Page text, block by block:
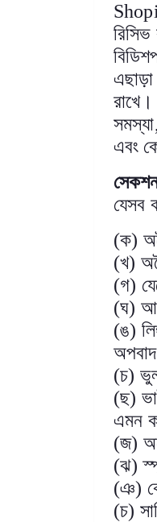
সমস্যা,
এবং
যেসব
(ক)
(খ)
(গ)
(ঘ)
(ঙ)
অপবাদ
(চ)
(ছ)
এমন
(জ)
(ঝ)
(ঞ)
(চ)